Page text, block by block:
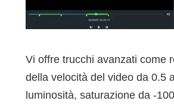
Vi offre trucchi avanzati come
della velocità del video da 0.5
luminosità, saturazione da -